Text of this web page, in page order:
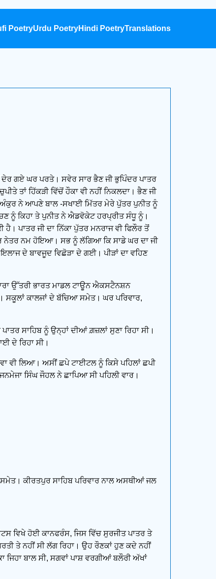
PoetryUrdu PoetryHindi PoetryTranslations
ਗਏ ਘਰ ਪਰਤੇ। ਸਵੇਰ ਸਾਰ ਭੈਣ ਜੀ ਭੁਪਿੰਦਰ ਪਾਤਰ
ਤਾਂ ਹਿੱਕੜੀ ਵਿੱਚੋਂ ਹੌਕਾ ਵੀ ਨਹੀਂ ਨਿਕਲਦਾ। ਭੈਣ ਜੀ
ਨੇ ਆਪਣੇ ਬਾਲ -ਸਖਾਈ ਮਿੱਤਰ ਮੇਰੇ ਪੁੱਤਰ ਪੁਨੀਤ ਨੂੰ
ਨੂੰ ਕਿਹਾ ਤੇ ਪੁਨੀਤ ਨੇ ਐਡਵੋਕੇਟ ਹਰਪ੍ਰੀਤ ਸੰਧੂ ਨੂੰ।
ਪਾਤਰ ਜੀ ਦਾ ਨਿੱਕਾ ਪੁੱਤਰ ਮਨਰਾਜ ਵੀ ਫਿਲੌਰ ਤੋਂ
ਨੇਤਰ ਨਮ ਹੋਇਆ। ਸਭ ਨੂੰ ਲੱਗਿਆ ਕਿ ਸਾਡੇ ਘਰ ਦਾ ਜੀ
ਦੇ ਬਾਵਜੂਦ ਵਿਛੋੜਾ ਦੇ ਗਈ। ਪੀੜਾਂ ਦਾ ਵਹਿਣ
ਉੱਤਰੀ ਭਾਰਤ ਮਾਡਲ ਟਾਊਨ ਐਕਸਟੈਨਸ਼ਨ
ਸਕੂਲਾਂ ਕਾਲਜਾਂ ਦੇ ਬੱਚਿਆ ਸਮੇਤ। ਘਰ ਪਰਿਵਾਰ,
ਸਾਹਿਬ ਨੂੰ ਉਨ੍ਹਾਂ ਦੀਆਂ ਗ਼ਜ਼ਲਾਂ ਸੁਣਾ ਰਿਹਾ ਸੀ।
ਦੇ ਰਿਹਾ ਸੀ।
ਵੀ ਲਿਆ। ਅਸੀਂ ਛਪੇ ਟਾਈਟਲ ਨੂੰ ਕਿਸੇ ਪਹਿਲਾਂ ਛਪੀ
ਸਿੰਘ ਜੌਹਲ ਨੇ ਛਾਪਿਆ ਸੀ ਪਹਿਲੀ ਵਾਰ।
ਕੀਰਤਪੁਰ ਸਾਹਿਬ ਪਰਿਵਾਰ ਨਾਲ ਅਸਥੀਆਂ ਜਲ
ਵਿਖੇ ਹੋਈ ਕਾਨਫਰੰਸ, ਜਿਸ ਵਿੱਚ ਸੁਰਜੀਤ ਪਾਤਰ ਤੇ
ਤੇ ਨਹੀਂ ਸੀ ਲੱਗ ਰਿਹਾ। ਉਹ ਰੌਣਕਾਂ ਹੁਣ ਕਦੇ ਨਹੀਂ
ਬਾਲ ਸੀ, ਸਗਵਾਂ ਪਾਸ਼ ਵਰਗੀਆਂ ਬਲੌਰੀ ਅੱਖਾਂ